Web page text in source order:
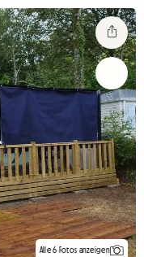
Alle 6 Fotos anzeigen